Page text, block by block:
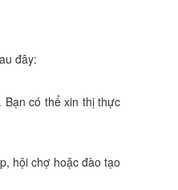
đây:
Bạn có thể xin thị thực
hội chợ hoặc đào tạo